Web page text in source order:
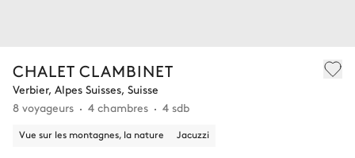
CHALET CLAMBINET
Verbier, Alpes Suisses, Suisse
8 voyageurs
4 chambres 4 sdb
Vue sur les montagnes, la nature Jacuzzi